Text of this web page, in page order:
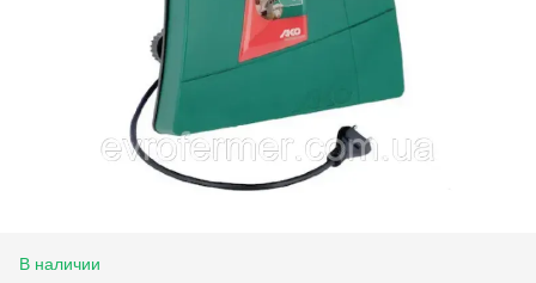
В наличии